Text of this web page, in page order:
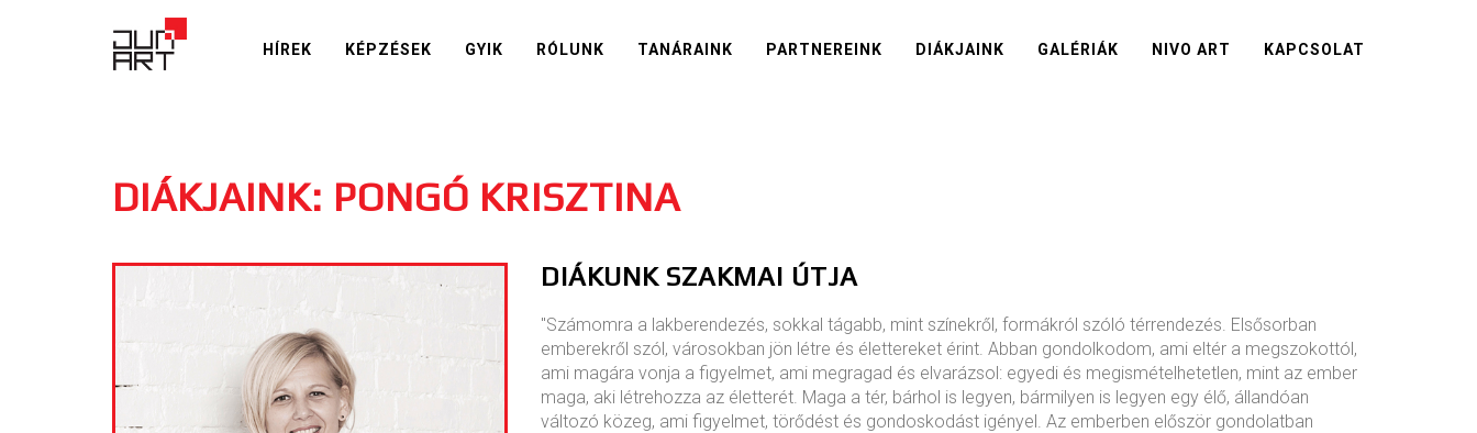
HÍREK KÉPZÉSEK GYIK RÓLUNK TANÁRAINK PARTNEREINK DIÁKJAINK GALÉRIÁK NIVO ART KAPCSOLAT
DIÁKJAINK: PONGÓ KRISZTINA
DIÁKUNK SZAKMAI ÚTJA
"Számomra a lakberendezés, sokkal tágabb, mint színekről, formákról szóló térrendezés. Elsősorban
emberekről szól, városokban jön létre és élettereket érint. Abban gondolkodom, ami eltér a megszokottól,
ami magára vonja a figyelmet, ami megragad és elvarázsol: egyedi és megismételhetetlen, mint az ember
maga, aki létrehozza az életterét. Maga a tér, bárhol is legyen, bármilyen is legyen egy élő, állandóan
változó közeg, ami figyelmet, törődést és gondoskodást igényel. Az emberben először gondolatban